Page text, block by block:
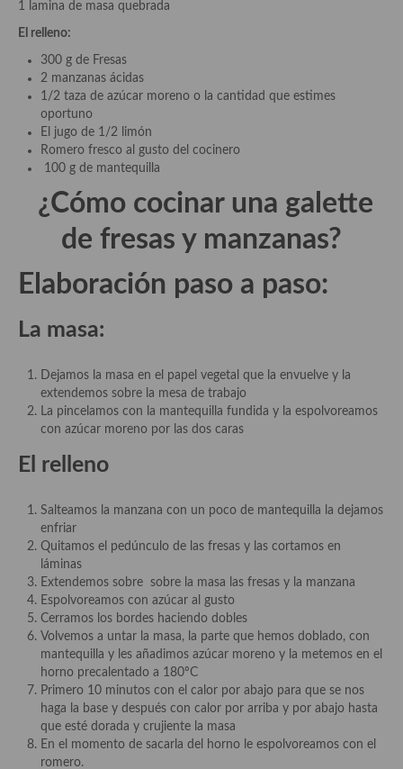
Entrantes y primeros platos
Ensaladas
Entrantes
Gazpachos, salmorejos, sopas y cremas frías
Quínoa
Arroces Y fideuás
Cuscús
Huevos
Plato principal
Aves
Carne
Pescado y Marisco
Postres y dulces
Postres con frutas
Quesos, recetas
Salazones y encurtidos
Recetas Especiales
Recetas de Cuaresma
Recetas maridadas con los mejores AOVES
1 lamina de masa quebrada
El relleno:
300 g de Fresas
2 manzanas ácidas
1/2 taza de azúcar moreno o la cantidad que estimes
oportuno
El jugo de 1/2 limón
Romero fresco al gusto del cocinero
100 g de mantequilla
¿Cómo cocinar una galette
de fresas y manzanas?
Elaboración paso a paso:
La masa:
Dejamos la masa en el papel vegetal que la envuelve y la
extendemos sobre la mesa de trabajo
La pincelamos con la mantequilla fundida y la espolvoreamos
con azúcar moreno por las dos caras
El relleno
Salteamos la manzana con un poco de mantequilla la dejamos
enfriar
Quitamos el pedúnculo de las fresas y las cortamos en
láminas
Extendemos sobre sobre la masa las fresas y la manzana
Espolvoreamos con azúcar al gusto
Cerramos los bordes haciendo dobles
Volvemos a untar la masa, la parte que hemos doblado, con
mantequilla y les añadimos azúcar moreno y la metemos en el
horno precalentado a 180ºC
Primero 10 minutos con el calor por abajo para que se nos
haga la base y después con calor por arriba y por abajo hasta
que esté dorada y crujiente la masa
En el momento de sacarla del horno le espolvoreamos con el
romero.